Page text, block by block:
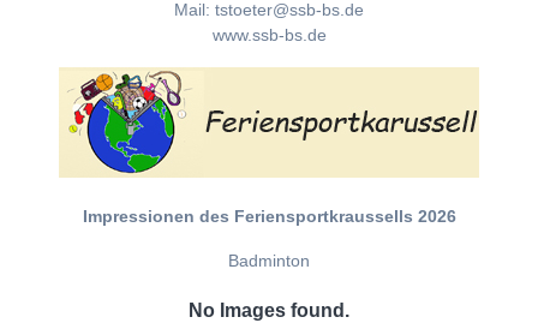
Mail: tstoeter@ssb-bs.de
www.ssb-bs.de
Impressionen des Feriensportkraussells 2026
Badminton
No Images found.